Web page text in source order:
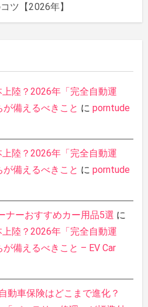
ツ【2026年】
陸？2026年「完全自動運
備えるべきこと に porntude
陸？2026年「完全自動運
備えるべきこと に porntude
ナーおすすめカー用品5選 に
陸？2026年「完全自動運
備えるべきこと – EV Car
動車保険はどこまで進化？